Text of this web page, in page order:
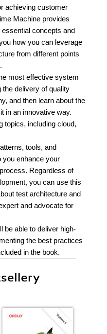
achieving customer
Machine provides
concepts and
how you can leverage
from different points
most effective system
delivery of quality
and then learn about the
in an innovative way.
topics, including cloud,
tools, and
you enhance your
Regardless of
you can use this
test architecture and
and advocate for
be able to deliver high-
the best practices
in the book.